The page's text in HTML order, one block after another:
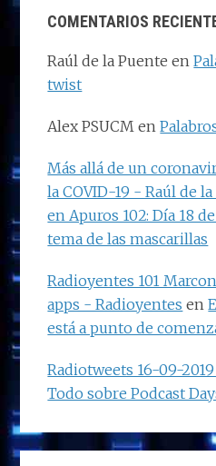
COMENTARIOS
Raúl de la Puente en
twist
Alex PSUCM en
Más allá de un
la COVID-19 - Raúl de
en Apuros 102: Día 18
tema de las mascarillas
Radioyentes 101
apps - Radioyentes en
está a punto de
Radiotweets 16-09-
Todo sobre Podcast